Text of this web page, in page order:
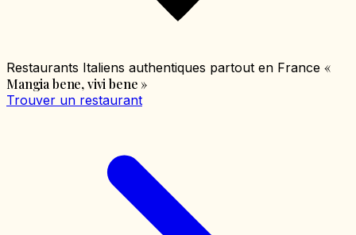
Restaurants Italiens authentiques partout en France «
Mangia bene, vivi bene »
Trouver un restaurant